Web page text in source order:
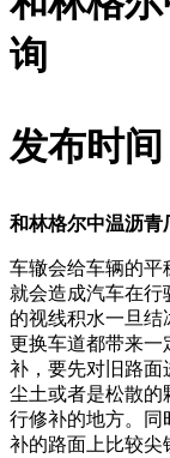
询
发布时间
和林格尔中温沥青
车辙会给车辆的平
就会造成汽车在行
的视线积水一旦结
更换车道都带来一
补，要先对旧路面
尘土或者是松散的
行修补的地方。同
补的路面上比较尖